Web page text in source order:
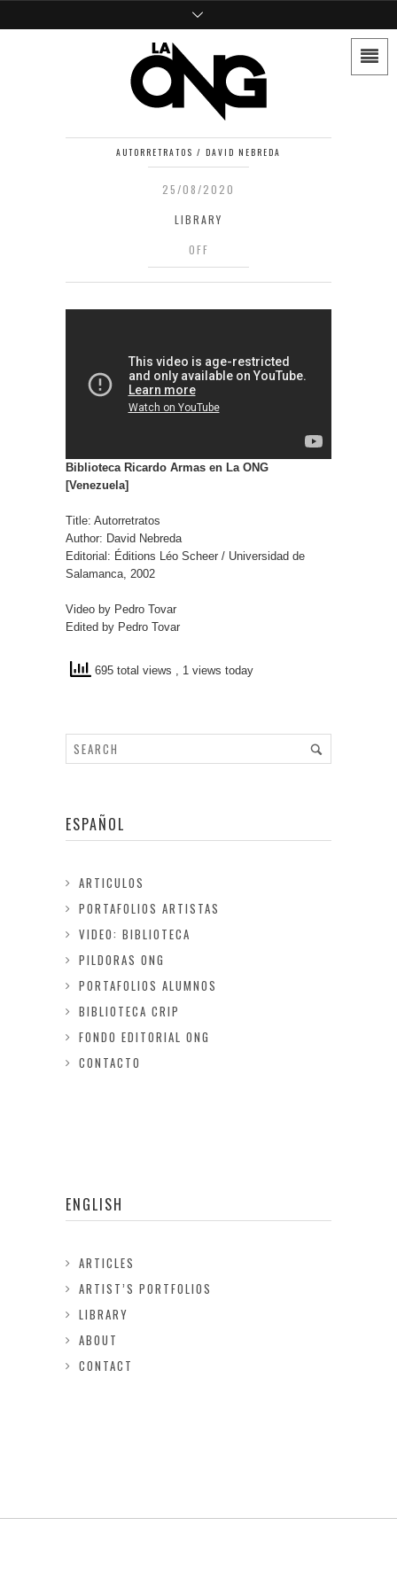
AUTORRETRATOS / DAVID NEBREDA
25/08/2020
LIBRARY
OFF
Biblioteca Ricardo Armas en La ONG
[Venezuela]
Title: Autorretratos
Author: David Nebreda
Editorial: Éditions Léo Scheer / Universidad de
Salamanca, 2002
Video by Pedro Tovar
Edited by Pedro Tovar
695 total views , 1 views today
ESPAÑOL
ARTICULOS
PORTAFOLIOS ARTISTAS
VIDEO: BIBLIOTECA
PILDORAS ONG
PORTAFOLIOS ALUMNOS
BIBLIOTECA CRIP
FONDO EDITORIAL ONG
CONTACTO
ENGLISH
ARTICLES
ARTIST’S PORTFOLIOS
LIBRARY
ABOUT
CONTACT